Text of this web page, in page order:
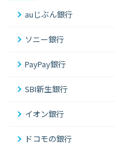
auじぶん銀行
ソニー銀行
PayPay銀行
SBI新生銀行
イオン銀行
ドコモの銀行